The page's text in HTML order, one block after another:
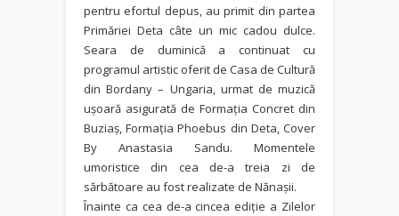
pentru efortul depus, au primit din partea
Primăriei Deta câte un mic cadou dulce.
Seara de duminică a continuat cu
programul artistic oferit de Casa de Cultură
din Bordany – Ungaria, urmat de muzică
ușoară asigurată de Formaţia Concret din
Buziaş, Formaţia Phoebus din Deta, Cover
By Anastasia Sandu. Momentele
umoristice din cea de-a treia zi de
sărbătoare au fost realizate de Nănaşii.
Înainte ca cea de-a cincea ediție a Zilelor